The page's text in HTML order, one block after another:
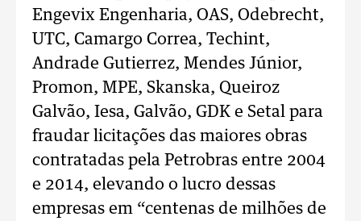
Engevix Engenharia, OAS, Odebrecht,
UTC, Camargo Correa, Techint,
Andrade Gutierrez, Mendes Júnior,
Promon, MPE, Skanska, Queiroz
Galvão, Iesa, Galvão, GDK e Setal para
fraudar licitações das maiores obras
contratadas pela Petrobras entre 2004
e 2014, elevando o lucro dessas
empresas em “centenas de milhões de